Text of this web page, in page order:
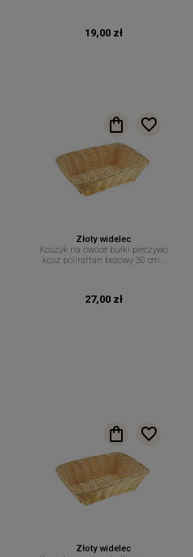
19,00 zł
Złoty widelec
Koszyk na owoce bułki pieczywo
kosz polirattan beżowy 30 cm x
27,00 zł
Złoty widelec